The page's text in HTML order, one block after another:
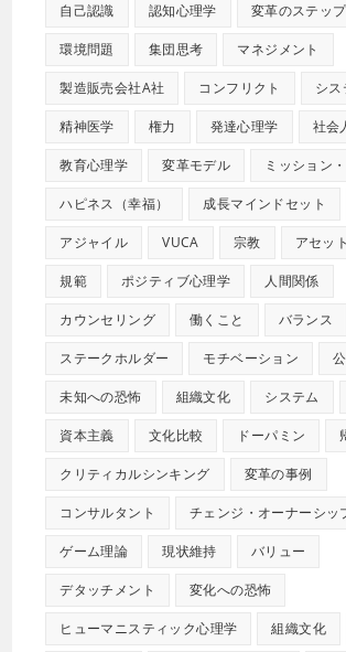
自己認識 認知心理学 変革のステップ
環境問題 集団思考 マネジメント
製造販売会社A社 コンフリクト シ
精神医学 権力 発達心理学 社会
教育心理学 変革モデル ミッション
ハピネス（幸福） 成長マインドセット
アジャイル VUCA 宗教 アセッ
規範 ポジティブ心理学 人間関係
カウンセリング 働くこと バランス
ステークホルダー モチベーション
未知への恐怖 組織文化 システム
資本主義 文化比較 ドーパミン
クリティカルシンキング 変革の事例
コンサルタント チェンジ・オーナーシッ
ゲーム理論 現状維持 バリュー
デタッチメント 変化への恐怖
ヒューマニスティック心理学 組織文化